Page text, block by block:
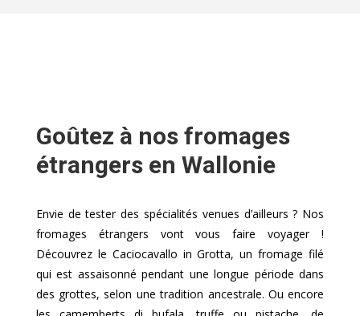
Goûtez à nos fromages
étrangers en Wallonie
Envie de tester des spécialités venues d’ailleurs ? Nos
fromages étrangers vont vous faire voyager !
Découvrez le Caciocavallo in Grotta, un fromage filé
qui est assaisonné pendant une longue période dans
des grottes, selon une tradition ancestrale. Ou encore